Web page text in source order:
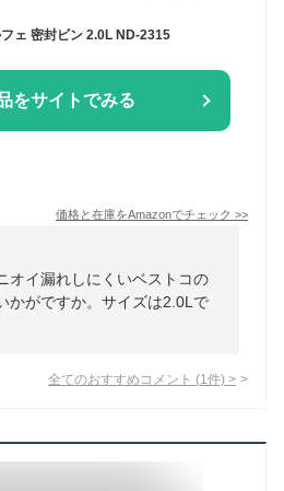
ェ 密封ビン 2.0L ND-2315
をサイトでみる
価格と在庫をAmazonでチェック >>
オイ漏れしにくいベストコの
かがですか。サイズは2.0Lで
全てのおすすめコメント (1 件) >